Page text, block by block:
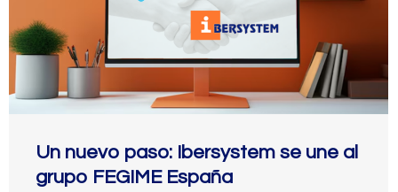
Un nuevo paso: Ibersystem se une al
grupo FEGIME España